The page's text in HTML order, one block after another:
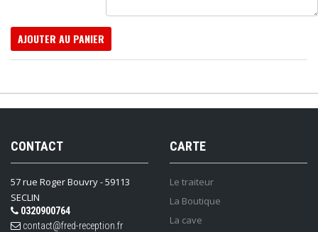
AJOUTER AU PANIER
CONTACT
57 rue Roger Bouvry - 59113
SECLIN
0320900764
contact@fred-reception.fr
CARTE
Le traiteur
La Boutique
La cave